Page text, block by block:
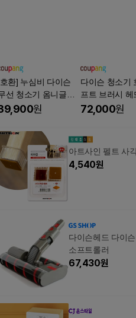
환] 누심비 다이슨
선 청소기 옴니글라
드 전용 듀얼 헤드 교
드
원
다이슨 청소기
프트 브러시 헤
8 V10 V11 V15
72,000원
아트사인 펠트 사
4,540원
다이슨헤드 다이
소프트롤러
67,430원